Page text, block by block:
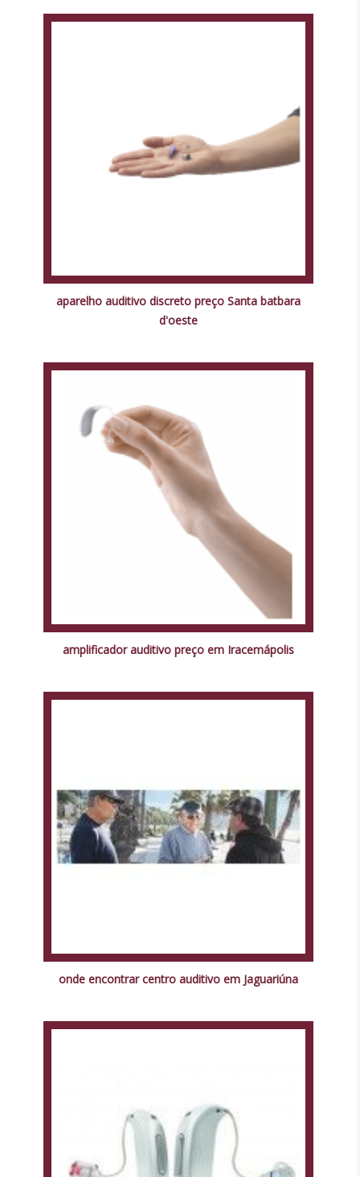
aparelho auditivo discreto preço Santa batbara
d'oeste
amplificador auditivo preço em Iracemápolis
onde encontrar centro auditivo em Jaguariúna